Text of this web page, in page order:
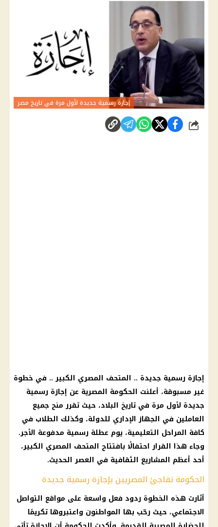
إجازة رسمية جديدة لأول مرة في تاريخ مصر
شارك
إجازة رسمية جديدة .. المتحف المصري الكبير.. في خطوة
غير مسبوقة، أعلنت الحكومة المصرية عن إجازة رسمية
جديدة لأول مرة في تاريخ البلاد، حيث تقرر منح جميع
العاملين في الجهاز الإداري للدولة، وكذلك الطلاب في
كافة المراحل التعليمية، يوم عطلة رسمية مدفوعة الأجر.
وجاء هذا القراراحتفالًا بافتتاح المتحف المصري الكبير،
أحد أعظم المشاريع الثقافية في العصر الحديث.
الحكومة تفاجئ المصريين بإجازة رسمية جديدة
أثارت هذه الخطوة ردود فعل واسعة على مواقع التواصل
الاجتماعي، حيث رحّب بها المواطنون واعتبروها تكريمًا